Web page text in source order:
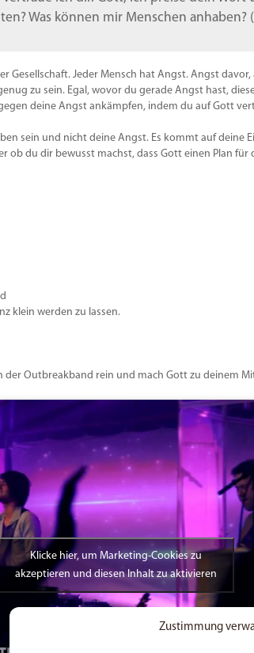
Zustimmung
Was können mir Menschen anhaben?
Gesellschaft. Jeder Mensch hat Angst. Angst
zu sein. Egal, wovor du gerade Angst hast,
deine Angst ankämpfen, indem du auf Gott
sein und nicht deine Angst. Es kommt auf deine
ob du dir bewusst machst, dass Gott einen Plan
klein werden zu lassen.
der Outbreakband rein und mach Gott zu deinem
Klicke hier, um Marketing-Cookies zu
akzeptieren und diesen Inhalt zu aktivieren